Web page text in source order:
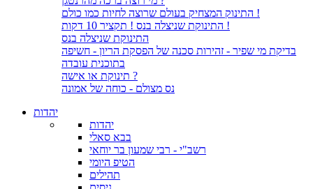
התינוק המצחיק בעולם שרוצה לחיות כמו כולם !
התינוקת שניצלה בנס ! תקציר 10 דקות !
התינוקת שניצלה בנס
בדיקת מי שפיר - זהירות סכנה של הפסקת הריון - חשיפה
בתוכנית עובדה
תינוקת או אישה ?
נס מצולם - כוחה של אמונה
יהדות
יהדות
בבא סאלי
רשב"י - רבי שמעון בר יוחאי
הטיפ היומי
תהילים